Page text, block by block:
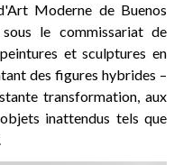
Moderne de Buenos
le commissariat de
et sculptures en
des figures hybrides –
transformation, aux
inattendus tels que